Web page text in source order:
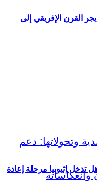
يجر القرن الإفريقي إلى
تدخل إثيوبيا مرحلة إعادة